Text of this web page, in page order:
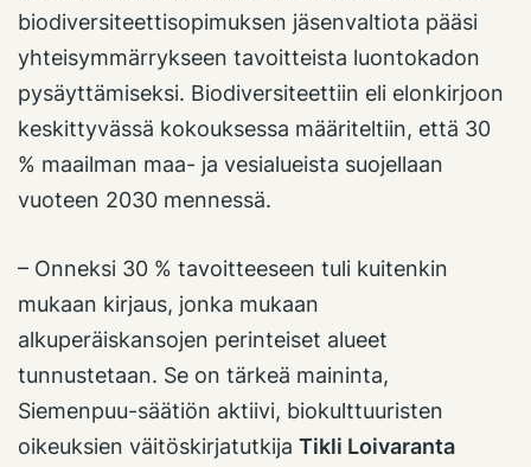
biodiversiteettisopimuksen jäsenvaltiota pääsi
yhteisymmärrykseen tavoitteista luontokadon
pysäyttämiseksi. Biodiversiteettiin eli elonkirjoon
keskittyvässä kokouksessa määriteltiin, että 30
% maailman maa- ja vesialueista suojellaan
vuoteen 2030 mennessä.
– Onneksi 30 % tavoitteeseen tuli kuitenkin
mukaan kirjaus, jonka mukaan
alkuperäiskansojen perinteiset alueet
tunnustetaan. Se on tärkeä maininta,
Siemenpuu-säätiön aktiivi, biokulttuuristen
oikeuksien väitöskirjatutkija Tikli Loivaranta